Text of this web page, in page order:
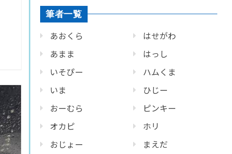
筆者一覧
あおくら
あまま
いそぴー
いま
おーむら
オカピ
おじょー
はせがわ
はっし
ハムくま
ひじー
ピンキー
ホリ
まえだ